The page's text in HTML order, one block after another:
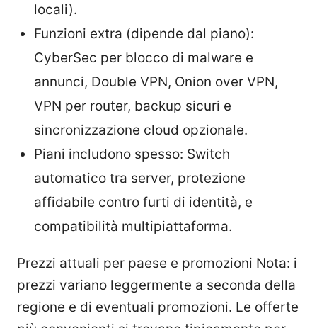
locali).
Funzioni extra (dipende dal piano):
CyberSec per blocco di malware e
annunci, Double VPN, Onion over VPN,
VPN per router, backup sicuri e
sincronizzazione cloud opzionale.
Piani includono spesso: Switch
automatico tra server, protezione
affidabile contro furti di identità, e
compatibilità multipiattaforma.
Prezzi attuali per paese e promozioni Nota: i
prezzi variano leggermente a seconda della
regione e di eventuali promozioni. Le offerte